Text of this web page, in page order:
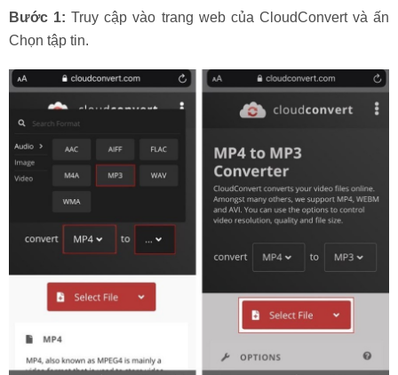
Bước 1: Truy cập vào trang web của CloudConvert và ấn
Chọn tập tin.